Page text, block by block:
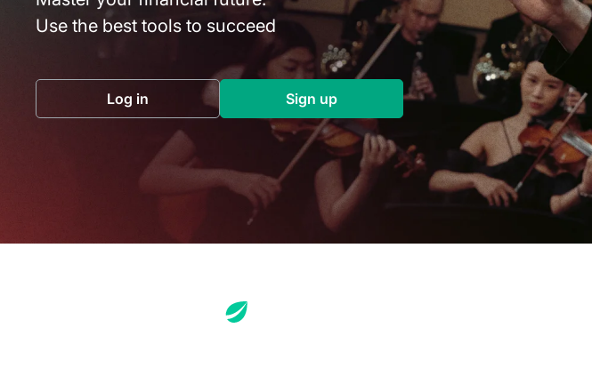
Use the best tools to succeed
Log in(opens in a new tab) Sign up(opens in a new tab)